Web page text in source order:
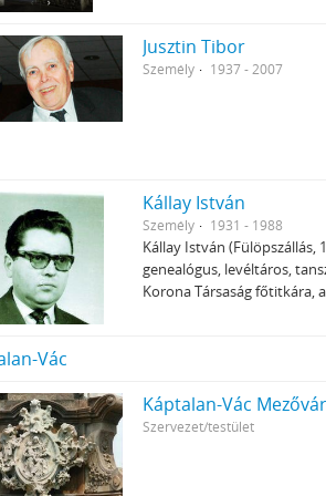
Jusztin Tibor
Személy 1937 - 2007
Kállay István
Személy 1931 - 1988
Kállay István (Fülöpszállás,
genealógus, levéltáros,
Korona Társaság főtitkára,
Vác
Káptalan-Vác
Szervezet/testület